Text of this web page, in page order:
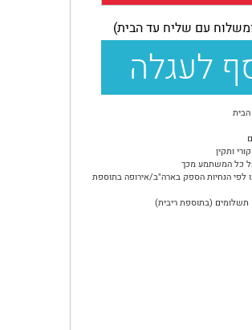
עם שליח עד הבית)
לעגלה
ותקין
כל המשתמע מכך
לפי הנחיות הספק בארה"ב/אירופה בתוספת